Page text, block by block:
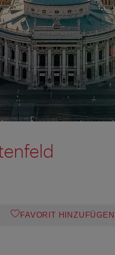
FAVORIT HINZUFÜGEN